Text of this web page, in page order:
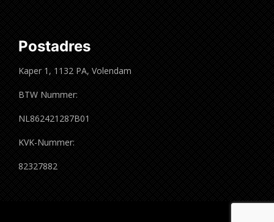
Postadres
Kaper 1, 1132 PA, Volendam
BTW Nummer:
NL862421287B01
KVK-Nummer:
82327882